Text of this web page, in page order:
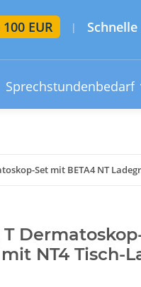
EUR |
Sprechstundenbedarf
Set mit BETA4 NT
T
NT4 Tisch-